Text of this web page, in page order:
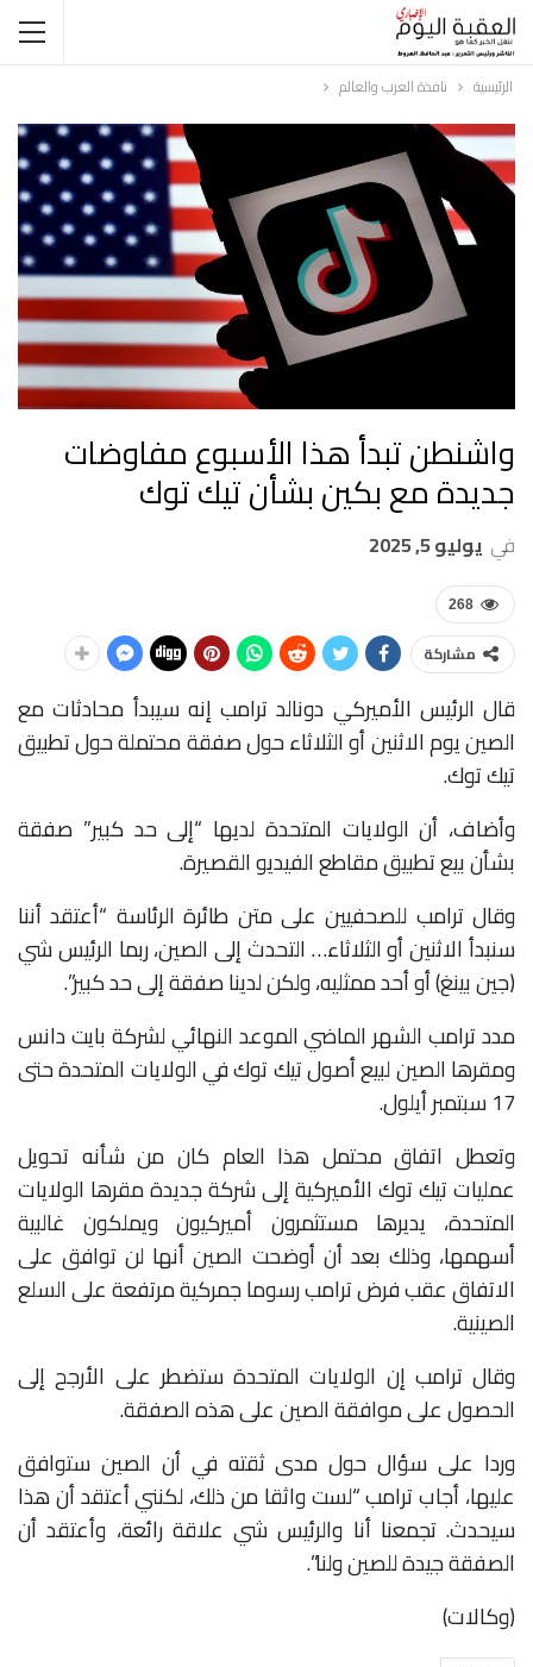
الرئيسية نافذة العرب والعالم
واشنطن تبدأ هذا الأسبوع مفاوضات
جديدة مع بكين بشأن تيك توك
في يوليو 5, 2025
268
مشاركة
قال الرئيس الأميركي دونالد ترامب إنه سيبدأ محادثات مع
الصين يوم الاثنين أو الثلاثاء حول صفقة محتملة حول تطبيق
تيك توك.
وأضاف، أن الولايات المتحدة لديها “إلى حد كبير” صفقة
بشأن بيع تطبيق مقاطع الفيديو القصيرة.
وقال ترامب للصحفيين على متن طائرة الرئاسة “أعتقد أننا
سنبدأ الاثنين أو الثلاثاء… التحدث إلى الصين، ربما الرئيس شي
(جين بينغ) أو أحد ممثليه، ولكن لدينا صفقة إلى حد كبير”.
مدد ترامب الشهر الماضي الموعد النهائي لشركة بايت دانس
ومقرها الصين لبيع أصول تيك توك في الولايات المتحدة حتى
17 سبتمبر أيلول.
وتعطل اتفاق محتمل هذا العام كان من شأنه تحويل
عمليات تيك توك الأميركية إلى شركة جديدة مقرها الولايات
المتحدة، يديرها مستثمرون أميركيون ويملكون غالبية
أسهمها، وذلك بعد أن أوضحت الصين أنها لن توافق على
الاتفاق عقب فرض ترامب رسوما جمركية مرتفعة على السلع
الصينية.
وقال ترامب إن الولايات المتحدة ستضطر على الأرجح إلى
الحصول على موافقة الصين على هذه الصفقة.
وردا على سؤال حول مدى ثقته في أن الصين ستوافق
عليها، أجاب ترامب “لست واثقا من ذلك، لكنني أعتقد أن هذا
سيحدث. تجمعنا أنا والرئيس شي علاقة رائعة، وأعتقد أن
الصفقة جيدة للصين ولنا”.
(وكالات)